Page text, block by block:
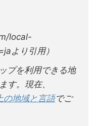
local-
より引用）
プを利用できる地
す。現在、
地域と言語でご